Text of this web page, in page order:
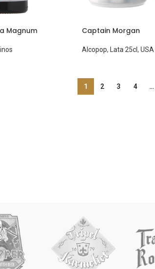
Magnum Captain Morgan
Alcopop, Lata 25cl, USA
1 2 3 4 …